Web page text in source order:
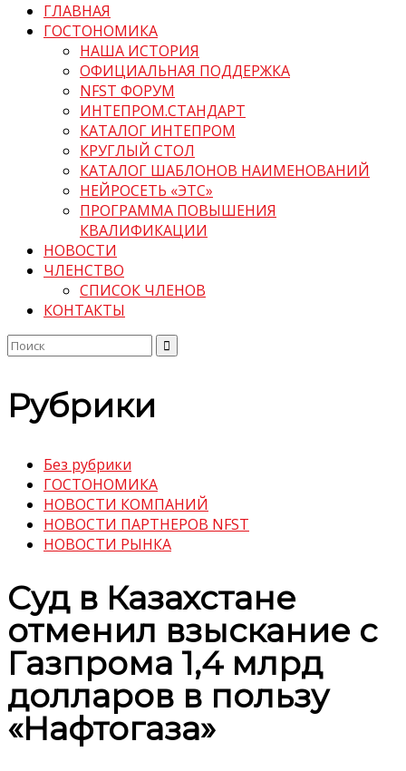
ГЛАВНАЯ
ГОСТОНОМИКА
НАША ИСТОРИЯ
ОФИЦИАЛЬНАЯ ПОДДЕРЖКА
NFST ФОРУМ
ИНТЕПРОМ.СТАНДАРТ
КАТАЛОГ ИНТЕПРОМ
КРУГЛЫЙ СТОЛ
КАТАЛОГ ШАБЛОНОВ НАИМЕНОВАНИЙ
НЕЙРОСЕТЬ «ЭТС»
ПРОГРАММА ПОВЫШЕНИЯ
КВАЛИФИКАЦИИ
НОВОСТИ
ЧЛЕНСТВО
СПИСОК ЧЛЕНОВ
КОНТАКТЫ
Поиск
Рубрики
Без рубрики
ГОСТОНОМИКА
НОВОСТИ КОМПАНИЙ
НОВОСТИ ПАРТНЕРОВ NFST
НОВОСТИ РЫНКА
Суд в Казахстане
отменил взыскание с
Газпрома 1,4 млрд
долларов в пользу
«Нафтогаза»